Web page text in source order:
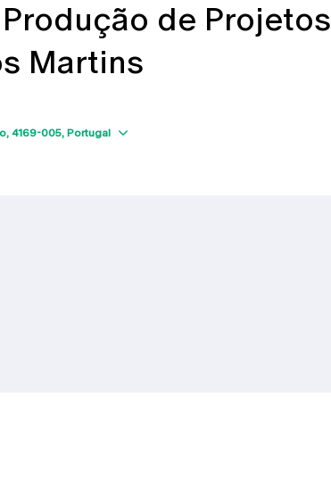
de Projetos
Martins
4169-005 Portugal